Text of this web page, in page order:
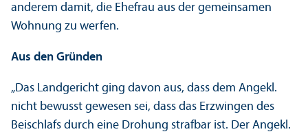
anderem damit, die Ehefrau aus der gemeinsamen
Wohnung zu werfen.
Aus den Gründen
„Das Landgericht ging davon aus, dass dem Angekl.
nicht bewusst gewesen sei, dass das Erzwingen des
Beischlafs durch eine Drohung strafbar ist. Der Angekl.